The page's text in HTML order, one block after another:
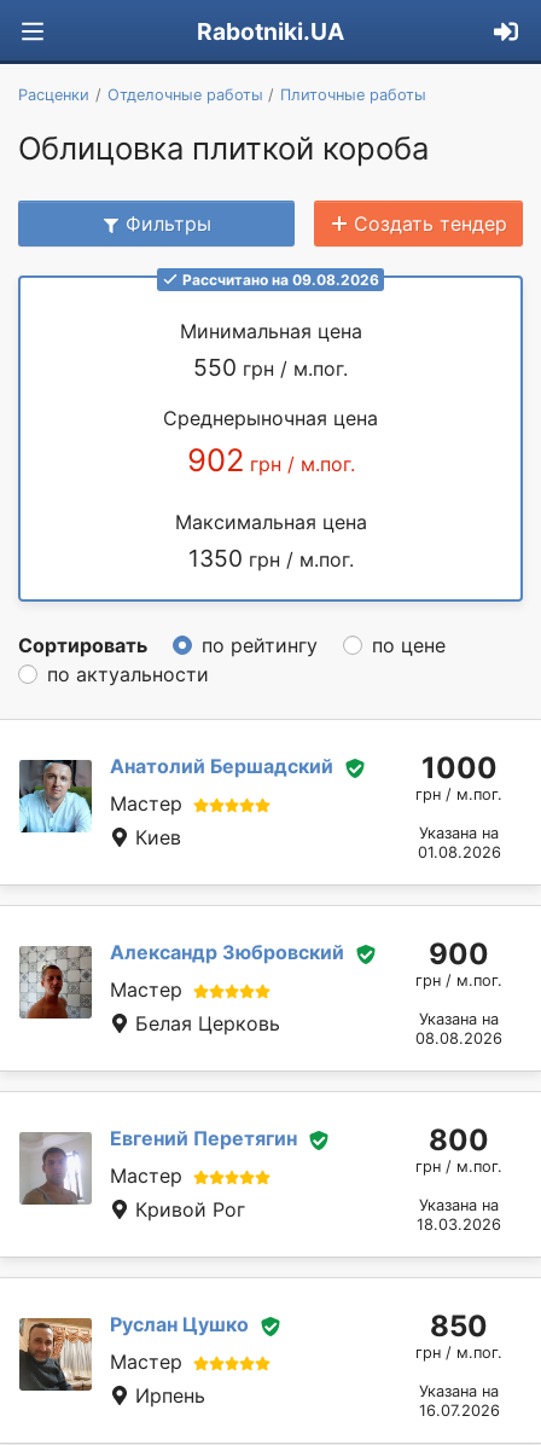
Rabotniki.UA
Расценки Отделочные работы Плиточные работы
Облицовка плиткой короба
Фильтры Создать тендер
Рассчитано на 09.08.2026
Минимальная цена
550 грн / м.пог.
Среднерыночная цена
902 грн / м.пог.
Максимальная цена
1350 грн / м.пог.
Сортировать по рейтингу
по цене
по актуальности
Анатолий Бершадский
Мастер
Киев
1000
грн / м.пог.
Указана на
01.08.2026
Александр Зюбровский
Мастер
Белая Церковь
900
грн / м.пог.
Указана на
08.08.2026
Евгений Перетягин
Мастер
Кривой Рог
800
грн / м.пог.
Указана на
18.03.2026
Руслан Цушко
Мастер
Ирпень
850
грн / м.пог.
Указана на
16.07.2026